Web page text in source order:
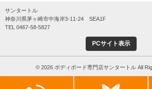
サンタートル
神奈川県茅ヶ崎市中海岸3-11-24 SEA1F
TEL 0467-58-5827
PCサイト表示
© 2026 ボディボード専門店サンタートル All